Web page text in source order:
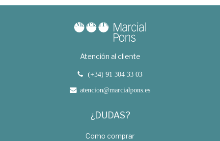
Atención al cliente
(+34) 91 304 33 03
atencion@marcialpons.es
¿DUDAS?
Como comprar